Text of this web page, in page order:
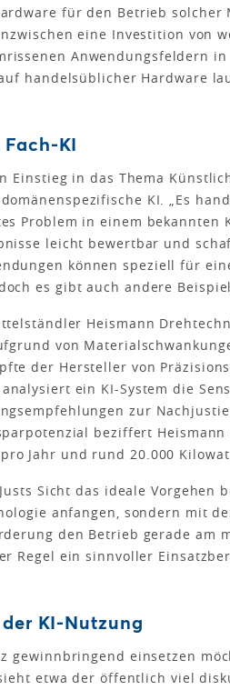
für den Betrieb solcher
eine Investition von
Anwendungsfeldern
handelsüblicher Hardware
KI
Einstieg in das Thema
KI. „Es
Problem in einem bekannten
leicht bewertbar und
können speziell für
es gibt auch andere
Heismann
von
der Hersteller von
ein KI-System die
zur
beziffert Heismann
Jahr und rund 20.000
Sicht das ideale Vorgehen
anfangen, sondern mit
den Betrieb gerade am
Regel ein sinnvoller
KI-Nutzung
gewinnbringend einsetzen
etwa der öffentlich viel